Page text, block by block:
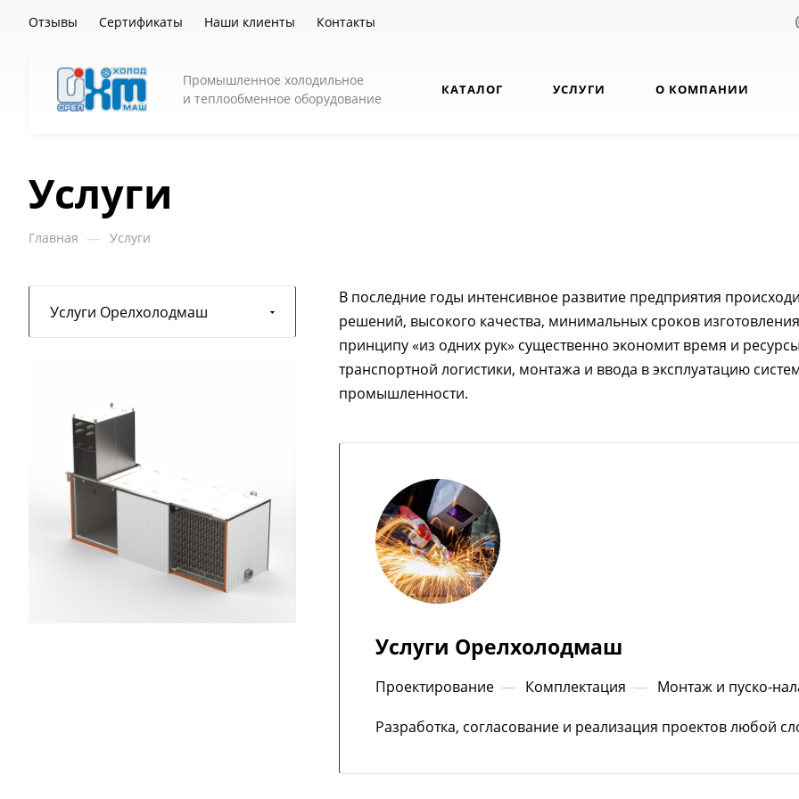
Отзывы Сертификаты Наши клиенты Контакты
Промышленное холодильное
и теплообменное оборудование
КАТАЛОГ УСЛУГИ О КОМПАНИИ
Услуги
Главная — Услуги
В последние годы интенсивное развитие предприятия
решений, высокого качества, минимальных сроков
принципу «из одних рук» существенно экономит время и
транспортной логистики, монтажа и ввода в эксплуатацию
промышленности.
Услуги Орелхолодмаш
Проектирование — Комплектация — Монтаж и пуско-
Разработка, согласование и реализация проектов любой
Услуги Орелхолодмаш